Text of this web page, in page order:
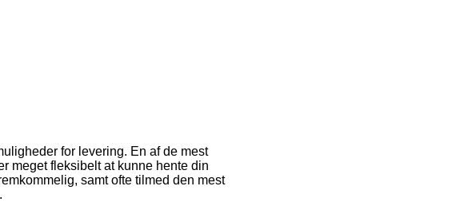
for levering. En af de mest
meget fleksibelt at kunne hente din
samt ofte tilmed den mest